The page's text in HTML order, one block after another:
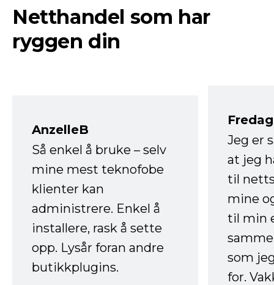
Netthandel som har
ryggen din
AnzelleB
Så enkel å bruke – selv
mine mest teknofobe
klienter kan
administrere. Enkel å
installere, rask å sette
opp. Lysår foran andre
butikkplugins.
Jeg er
at jeg
til
mine
til min
som
for.